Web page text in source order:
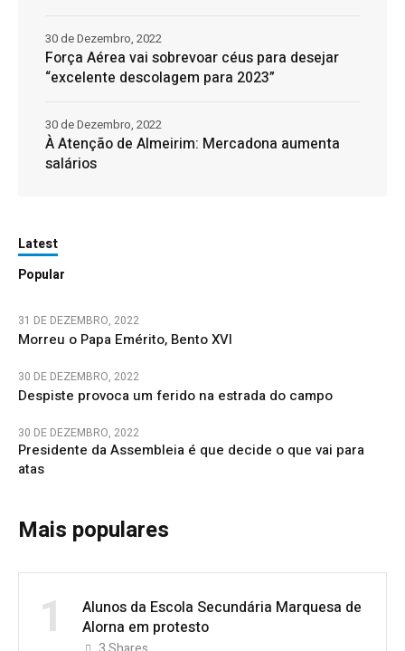
Força Aérea vai sobrevoar céus para desejar
“excelente descolagem para 2023”
30 de Dezembro, 2022
À Atenção de Almeirim: Mercadona aumenta
salários
30 de Dezembro, 2022
Latest
Popular
31 DE DEZEMBRO, 2022
Morreu o Papa Emérito, Bento XVI
30 DE DEZEMBRO, 2022
Despiste provoca um ferido na estrada do campo
30 DE DEZEMBRO, 2022
Presidente da Assembleia é que decide o que vai para
atas
Mais populares
1
Alunos da Escola Secundária Marquesa de
Alorna em protesto